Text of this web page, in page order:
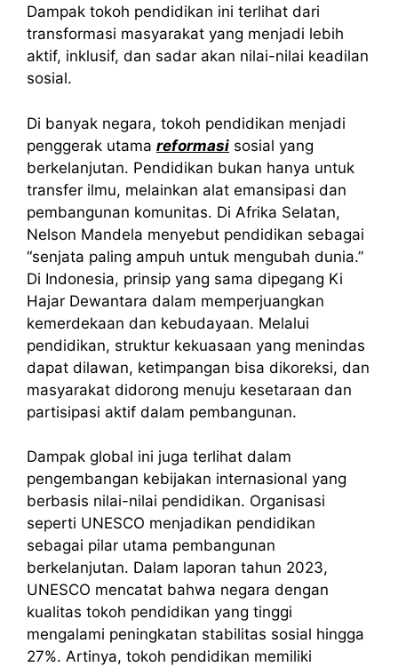
Dampak tokoh pendidikan ini terlihat dari
transformasi masyarakat yang menjadi lebih
aktif, inklusif, dan sadar akan nilai-nilai keadilan
sosial.
Di banyak negara, tokoh pendidikan menjadi
penggerak utama reformasi sosial yang
berkelanjutan. Pendidikan bukan hanya untuk
transfer ilmu, melainkan alat emansipasi dan
pembangunan komunitas. Di Afrika Selatan,
Nelson Mandela menyebut pendidikan sebagai
“senjata paling ampuh untuk mengubah dunia.”
Di Indonesia, prinsip yang sama dipegang Ki
Hajar Dewantara dalam memperjuangkan
kemerdekaan dan kebudayaan. Melalui
pendidikan, struktur kekuasaan yang menindas
dapat dilawan, ketimpangan bisa dikoreksi, dan
masyarakat didorong menuju kesetaraan dan
partisipasi aktif dalam pembangunan.
Dampak global ini juga terlihat dalam
pengembangan kebijakan internasional yang
berbasis nilai-nilai pendidikan. Organisasi
seperti UNESCO menjadikan pendidikan
sebagai pilar utama pembangunan
berkelanjutan. Dalam laporan tahun 2023,
UNESCO mencatat bahwa negara dengan
kualitas tokoh pendidikan yang tinggi
mengalami peningkatan stabilitas sosial hingga
27%. Artinya, tokoh pendidikan memiliki